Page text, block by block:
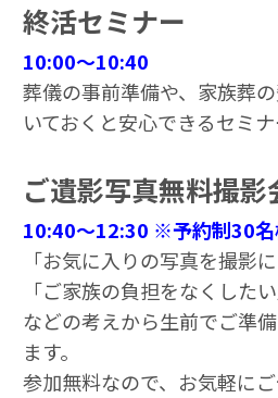
終活セミナー
10:00～10:40
葬儀の事前準備や、家族葬
いておくと安心できるセミナ
ご遺影写真無料撮影
10:40～12:30 ※予約制30
「お気に入りの写真を撮影
「ご家族の負担をなくしたい
などの考えから生前でご準
ます。
参加無料なので、お気軽にご